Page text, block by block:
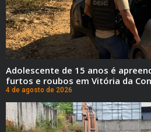
Adolescente de 15 anos é
furtos e roubos em Vitória da
4 de agosto de 2026